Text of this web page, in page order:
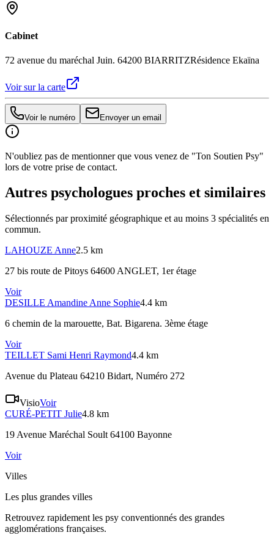
Cabinet
72 avenue du maréchal Juin. 64200 BIARRITZRésidence Ekaïna
Voir sur la carte
Voir le numéro Envoyer un email
N'oubliez pas de mentionner que vous venez de "Ton Soutien Psy"
lors de votre prise de contact.
Autres psychologues proches et similaires
Sélectionnés par proximité géographique et au moins 3 spécialités en
commun.
LAHOUZE Anne2.5 km
27 bis route de Pitoys 64600 ANGLET, 1er étage
Voir
DESILLE Amandine Anne Sophie4.4 km
6 chemin de la marouette, Bat. Bigarena. 3ème étage
Voir
TEILLET Sami Henri Raymond4.4 km
Avenue du Plateau 64210 Bidart, Numéro 272
VisioVoir
CURÉ-PETIT Julie4.8 km
19 Avenue Maréchal Soult 64100 Bayonne
Voir
Villes
Les plus grandes villes
Retrouvez rapidement les psy conventionnés des grandes
agglomérations françaises.